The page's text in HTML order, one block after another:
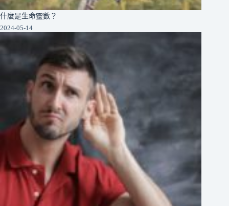
什麼是生命靈數？
2024-05-14